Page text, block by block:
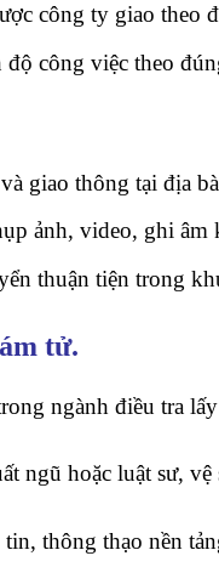
công ty giao theo
công việc theo
giao thông tại địa
ảnh, video, ghi
thuận tiện trong
tử.
ngành điều tra
ngũ hoặc luật sư,
thông thạo nền